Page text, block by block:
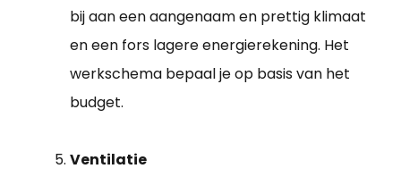
bij aan een aangenaam en prettig klimaat
en een fors lagere energierekening. Het
werkschema bepaal je op basis van het
budget.
Ventilatie